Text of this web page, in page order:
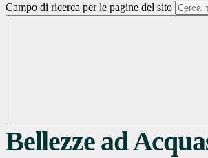
Campo di ricerca per le pagine del sito
Bellezze ad